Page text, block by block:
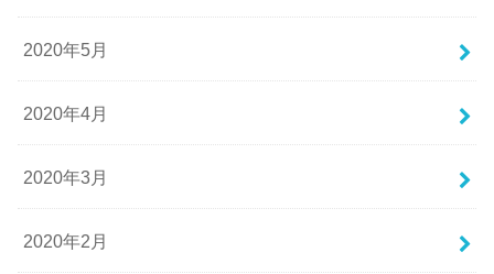
2020年5月
2020年4月
2020年3月
2020年2月